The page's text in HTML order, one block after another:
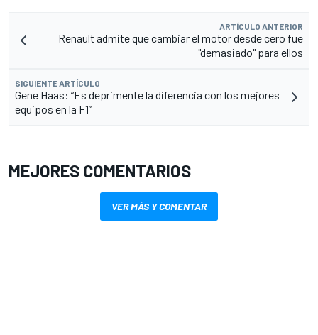
ARTÍCULO ANTERIOR
Renault admite que cambiar el motor desde cero fue
"demasiado" para ellos
SIGUIENTE ARTÍCULO
Gene Haas: “Es deprimente la diferencia con los mejores
equipos en la F1”
MEJORES COMENTARIOS
VER MÁS Y COMENTAR